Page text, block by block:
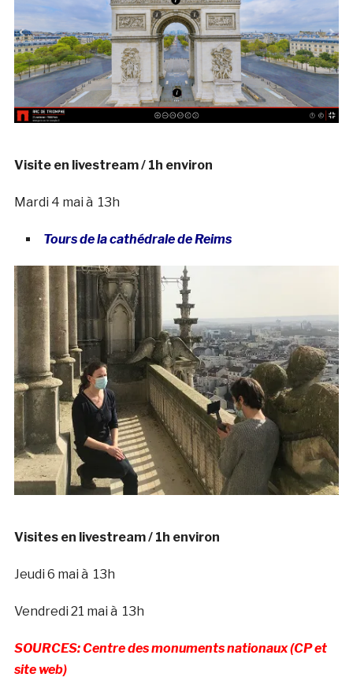
Visite en livestream / 1h environ
Mardi 4 mai à 13h
Tours de la cathédrale de Reims
Visites en livestream / 1h environ
Jeudi 6 mai à 13h
Vendredi 21 mai à 13h
SOURCES: Centre des monuments nationaux (CP et
site web)